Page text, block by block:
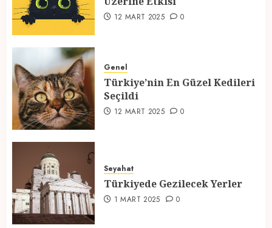
2
3
Seçildi
12 MART 2025 0
4
1 MART 2025
12 MART 2025 0
Genel
Türkiye’nin En Güzel Kedileri
Seçildi
12 MART 2025 0
Seyahat
Türkiyede Gezilecek Yerler
1 MART 2025 0